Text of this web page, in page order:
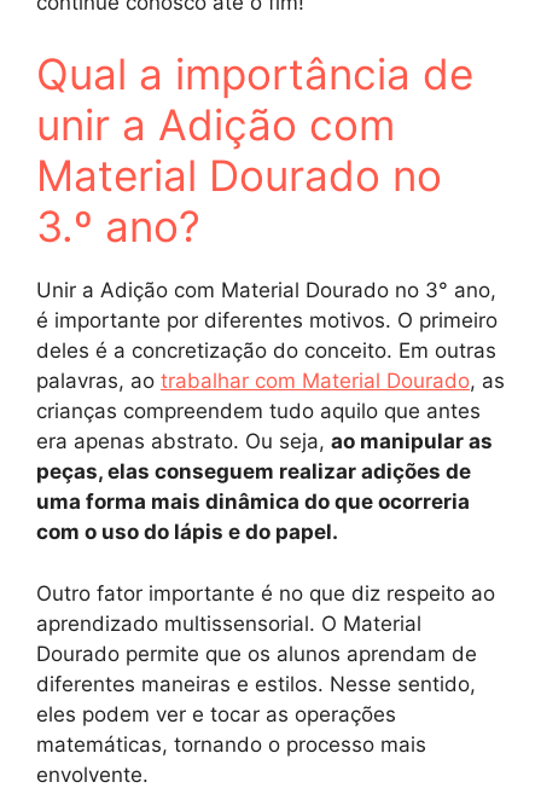
Qual a importância de
unir a Adição com
Material Dourado no
3.º ano?
Unir a Adição com Material Dourado no 3° ano,
é importante por diferentes motivos. O primeiro
deles é a concretização do conceito. Em outras
palavras, ao trabalhar com Material Dourado, as
crianças compreendem tudo aquilo que antes
era apenas abstrato. Ou seja, ao manipular as
peças, elas conseguem realizar adições de
uma forma mais dinâmica do que ocorreria
com o uso do lápis e do papel.
Outro fator importante é no que diz respeito ao
aprendizado multissensorial. O Material
Dourado permite que os alunos aprendam de
diferentes maneiras e estilos. Nesse sentido,
eles podem ver e tocar as operações
matemáticas, tornando o processo mais
envolvente.